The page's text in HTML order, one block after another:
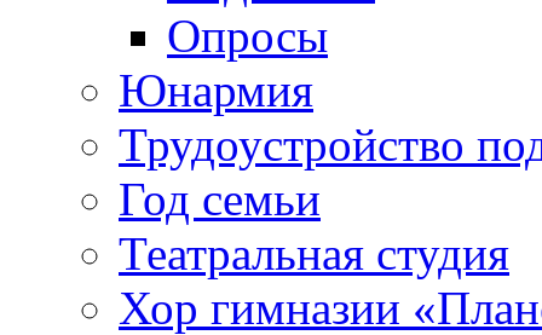
Опросы
Юнармия
Трудоустройство
Год семьи
Театральная студия
Хор гимназии